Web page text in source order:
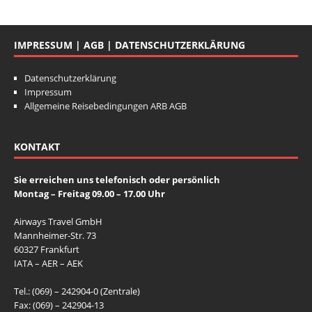
l e
b
o
o
k
er s
A
p
e
st
b
o
o
k
A
p
p
st
b
o
o
k
A
p
st
b
o
o
k
A
p
p
st
b
o
o
k
A
p
st
IMPRESSUM | AGB | DATENSCHUTZERKLÄRUNG
Datenschutzerklärung
Impressum
Allgemeine Reisebedingungen ARB AGB
KONTAKT
Sie erreichen uns telefonisch oder persönlich
Montag – Freitag 09.00 – 17.00 Uhr
Airways Travel GmbH
Mannheimer-Str. 73
60327 Frankfurt
IATA – AER – AEK
Tel.: (069) – 242904-0 (Zentrale)
Fax: (069) – 242904-13